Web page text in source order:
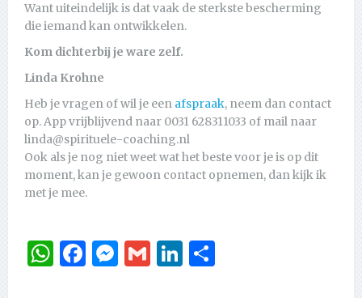
Want uiteindelijk is dat vaak de sterkste bescherming
die iemand kan ontwikkelen.
Kom dichterbij je ware zelf.
Linda Krohne
Heb je vragen of wil je een afspraak, neem dan contact
op. App vrijblijvend naar 0031 628311033 of mail naar
linda@spirituele-coaching.nl
Ook als je nog niet weet wat het beste voor je is op dit
moment, kan je gewoon contact opnemen, dan kijk ik
met je mee.
WhatsApp
Facebook
Messenger
GmailLinkedIn